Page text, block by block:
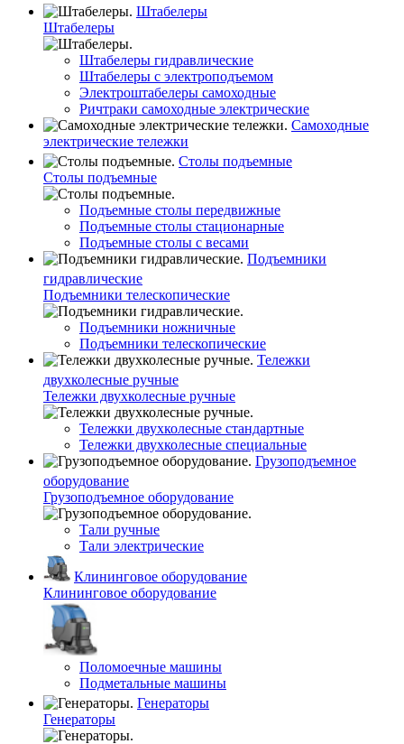
Штабелеры
Штабелеры
Штабелеры гидравлические
Штабелеры с электроподъемом
Электроштабелеры самоходные
Ричтраки самоходные электрические
Самоходные
электрические тележки
Столы подъемные
Столы подъемные
Подъемные столы передвижные
Подъемные столы стационарные
Подъемные столы с весами
Подъемники
гидравлические
Подъемники телескопические
Подъемники ножничные
Подъемники телескопические
Тележки
двухколесные ручные
Тележки двухколесные ручные
Тележки двухколесные стандартные
Тележки двухколесные специальные
Грузоподъемное
оборудование
Грузоподъемное оборудование
Тали ручные
Тали электрические
Клининговое оборудование
Клининговое оборудование
Поломоечные машины
Подметальные машины
Генераторы
Генераторы